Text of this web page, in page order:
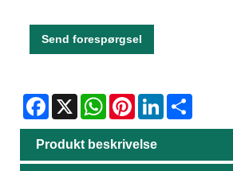
Send forespørgsel
Facebook
X WhatsAppPinterestLinkedIn
Produkt beskrivelse